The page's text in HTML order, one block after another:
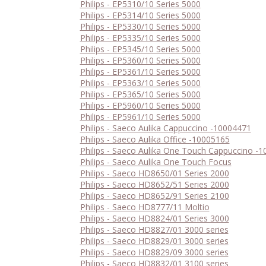
Philips - EP5310/10 Series 5000
Philips - EP5314/10 Series 5000
Philips - EP5330/10 Series 5000
Philips - EP5335/10 Series 5000
Philips - EP5345/10 Series 5000
Philips - EP5360/10 Series 5000
Philips - EP5361/10 Series 5000
Philips - EP5363/10 Series 5000
Philips - EP5365/10 Series 5000
Philips - EP5960/10 Series 5000
Philips - EP5961/10 Series 5000
Philips - Saeco Aulika Cappuccino -10004471
Philips - Saeco Aulika Office -10005165
Philips - Saeco Aulika One Touch Cappuccino -
Philips - Saeco Aulika One Touch Focus
Philips - Saeco HD8650/01 Series 2000
Philips - Saeco HD8652/51 Series 2000
Philips - Saeco HD8652/91 Series 2100
Philips - Saeco HD8777/11 Moltio
Philips - Saeco HD8824/01 Series 3000
Philips - Saeco HD8827/01 3000 series
Philips - Saeco HD8829/01 3000 series
Philips - Saeco HD8829/09 3000 series
Philips - Saeco HD8832/01 3100 series